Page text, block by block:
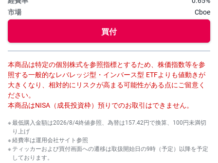
お
ま
か PICK
S
BI
株
オ
プ
シ
ョ
ン
先
物
・
オ
プ
Cboe
買付
本商品は特定の個別株式を参照指標とするため、株価指数等を参
照する一般的なレバレッジ型・インバース型 ETFよりも値動きが
大きくなり、相対的にリスクが高まる可能性がある点にご留意く
ださい。
本商品はNISA（成長投資枠）預りでのお取引はできません。
最低購入金額は2026/8/4終値参照、為替は157.42円で換算、100円未満切
り上げ
経費率は運用会社サイト参照
ティッカーおよび買付画面への遷移は取扱開始日の9時（予定）以降を予定
しております。